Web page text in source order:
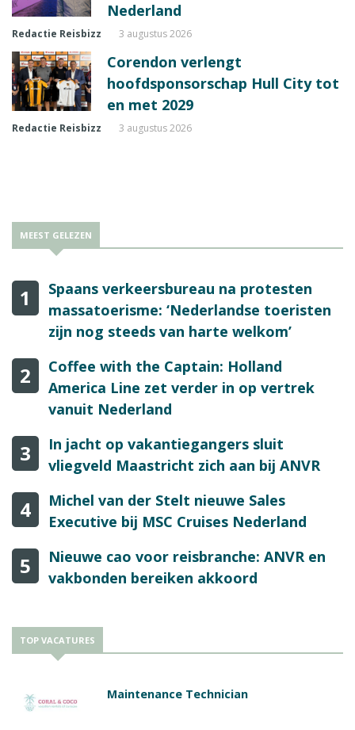
Nederland
Redactie Reisbizz 3 augustus 2026
Corendon verlengt
hoofdsponsorschap Hull City tot
en met 2029
Redactie Reisbizz 3 augustus 2026
MEEST GELEZEN
1
Spaans verkeersbureau na protesten
massatoerisme: ‘Nederlandse toeristen
zijn nog steeds van harte welkom’
2
Coffee with the Captain: Holland
America Line zet verder in op vertrek
vanuit Nederland
3
In jacht op vakantiegangers sluit
vliegveld Maastricht zich aan bij ANVR
4
Michel van der Stelt nieuwe Sales
Executive bij MSC Cruises Nederland
5
Nieuwe cao voor reisbranche: ANVR en
vakbonden bereiken akkoord
TOP VACATURES
Maintenance Technician